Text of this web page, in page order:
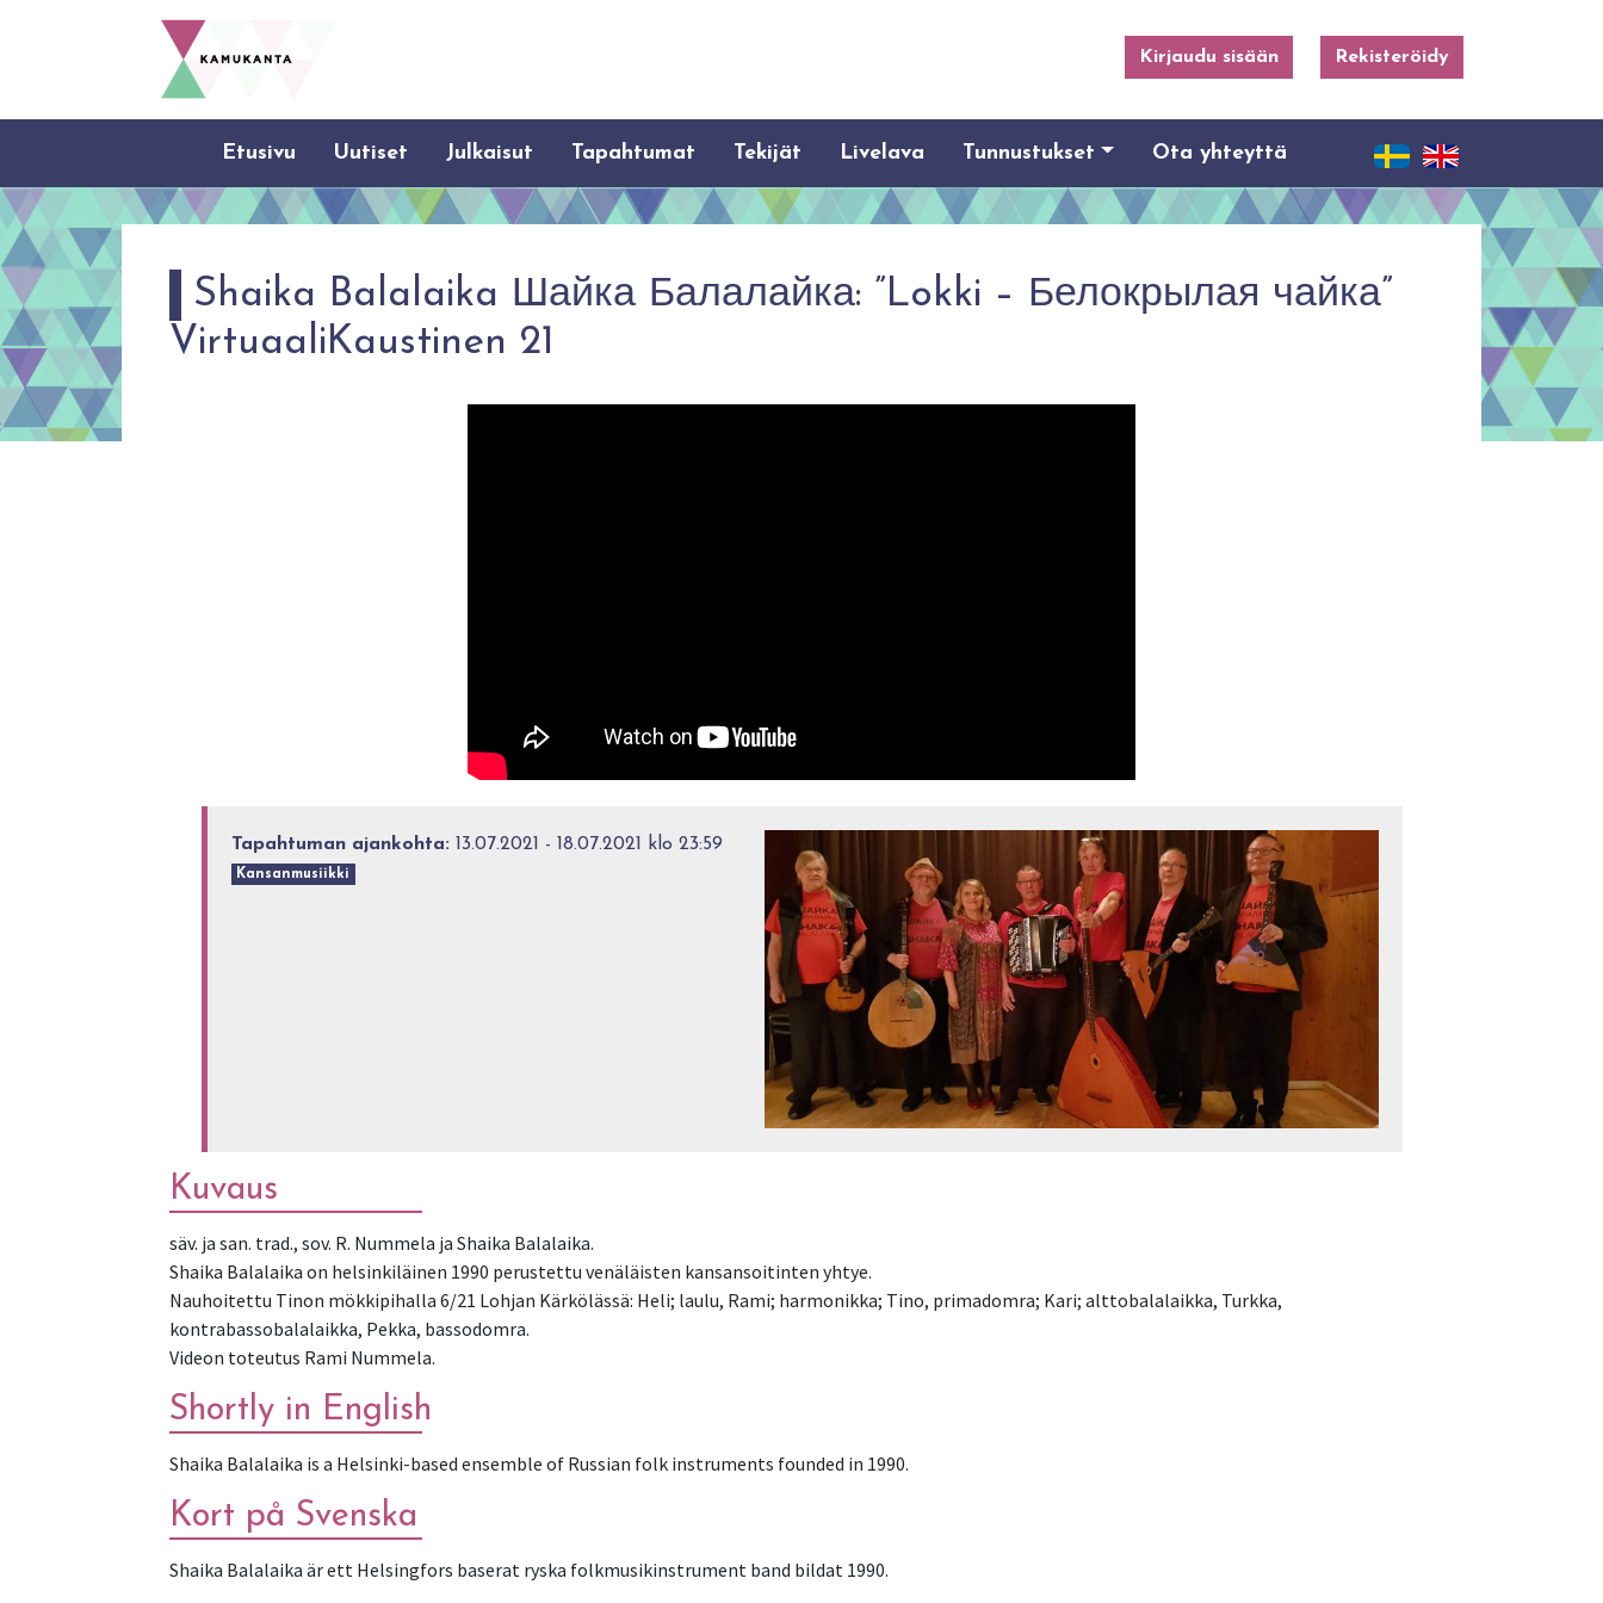
Kirjaudu sisään Rekisteröidy
Etusivu Uutiset Julkaisut Tapahtumat Tekijät Livelava Tunnustukset Ota yhteyttä
Shaika Balalaika Шайка Балалайка: ”Lokki – Белокрылая чайка”
VirtuaaliKaustinen 21
Tapahtuman ajankohta: 13.07.2021 - 18.07.2021 klo 23:59
Kansanmusiikki
Kuvaus
säv. ja san. trad., sov. R. Nummela ja Shaika Balalaika.
Shaika Balalaika on helsinkiläinen 1990 perustettu venäläisten kansansoitinten yhtye.
Nauhoitettu Tinon mökkipihalla 6/21 Lohjan Kärkölässä: Heli; laulu, Rami; harmonikka; Tino, primadomra; Kari; alttobalalaikka, Turkka,
kontrabassobalalaikka, Pekka, bassodomra.
Videon toteutus Rami Nummela.
Shortly in English
Shaika Balalaika is a Helsinki-based ensemble of Russian folk instruments founded in 1990.
Kort på Svenska
Shaika Balalaika är ett Helsingfors baserat ryska folkmusikinstrument band bildat 1990.